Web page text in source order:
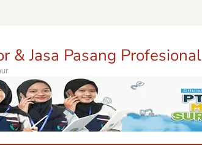
& Jasa Pasang Profesional